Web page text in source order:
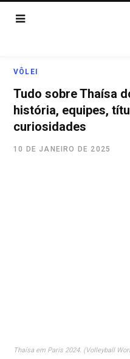
VÔLEI
Tudo sobre Thaísa
história, equipes,
curiosidades
10 DE JANEIRO DE 2025
Thaísa em Paris 2024. (Volleyball